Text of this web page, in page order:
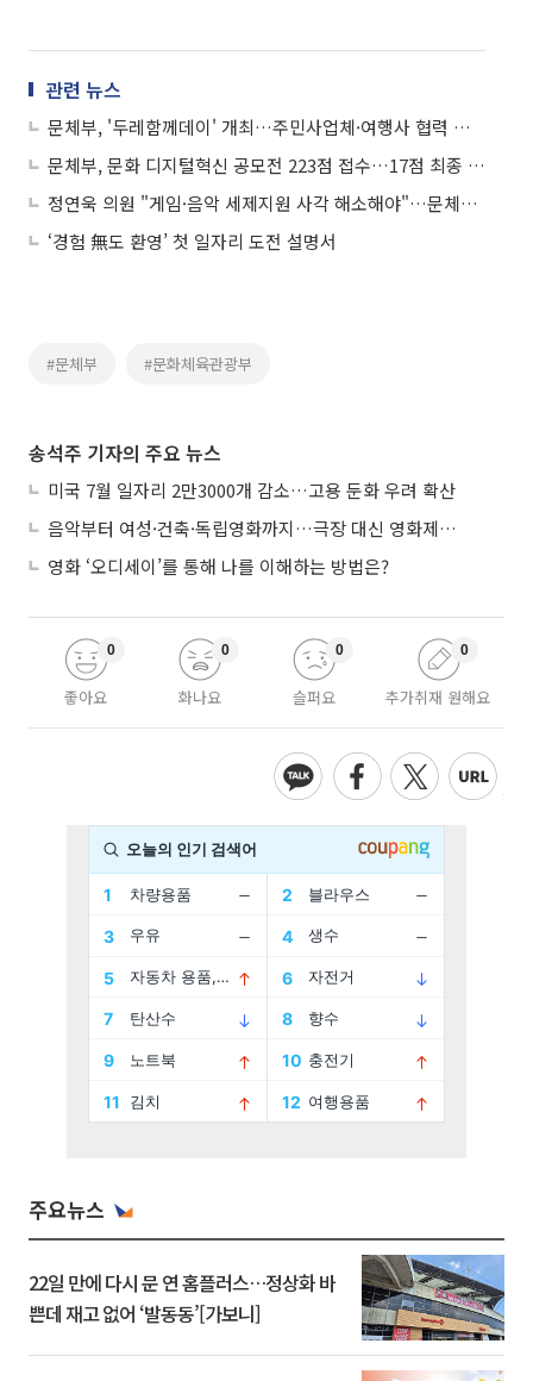
관련 뉴스
문체부, '두레함께데이' 개최…주민사업체·여행사 협력 강화
문체부, 문화 디지털혁신 공모전 223점 접수…17점 최종 선정
정연욱 의원 "게임·음악 세제지원 사각 해소해야"…문체부 "적극 협의 중"
‘경험 無도 환영’ 첫 일자리 도전 설명서
#문체부 #문화체육관광부
송석주 기자의 주요 뉴스
미국 7월 일자리 2만3000개 감소…고용 둔화 우려 확산
음악부터 여성·건축·독립영화까지…극장 대신 영화제로 즐기는 스크린 여행
영화 ‘오디세이’를 통해 나를 이해하는 방법은?
좋아요
0
화나요
0
슬퍼요
0
추가취재 원해요
0
주요뉴스
22일 만에 다시 문 연 홈플러스…정상화 바
쁜데 재고 없어 ‘발동동’[가보니]